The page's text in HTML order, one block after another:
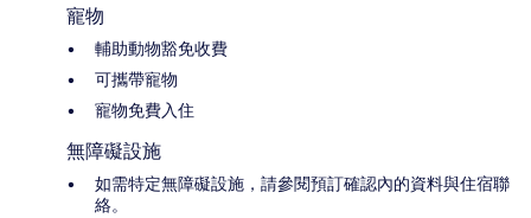
寵物
輔助動物豁免收費
可攜帶寵物
寵物免費入住
無障礙設施
如需特定無障礙設施，請參閱預訂確認內的資料與住宿聯
絡。